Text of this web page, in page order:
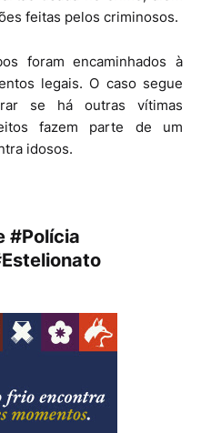
feitas pelos criminosos.
foram encaminhados à
legais. O caso segue
se há outras vítimas
fazem parte de um
idosos.
#Polícia